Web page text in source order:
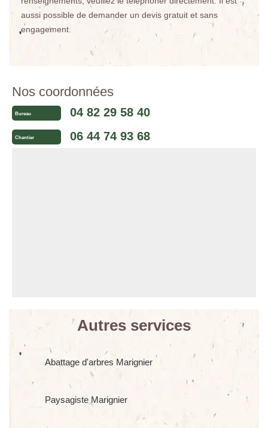
aussi possible de demander un devis gratuit et sans
engagement.
Nos coordonnées
Bureau 04 82 29 58 40
Chantier 06 44 74 93 68
Autres services
Abattage d'arbres Marignier
Paysagiste Marignier